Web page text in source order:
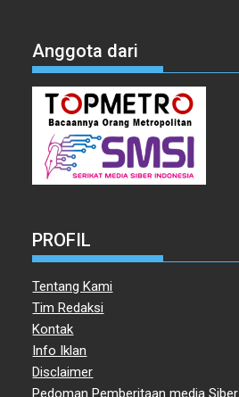
Anggota dari
PROFIL
Tentang Kami
Tim Redaksi
Kontak
Info Iklan
Disclaimer
Pedoman Pemberitaan media Siber